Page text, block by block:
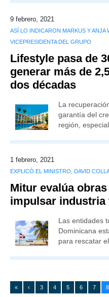
9 febrero, 2021
ASÍ LO INDICARON MARKUS Y ANJA
VICEPRESIDENTA DEL GRUPO
Lifestyle pasa de
generar más de
dos décadas
La
garantía del
región,
1 febrero, 2021
EXPLICÓ EL MINISTRO, DAVID
Mitur evalúa
impulsar
Las entidades
Dominicana
para rescatar
« ‹ 3 4 5 6 7 8